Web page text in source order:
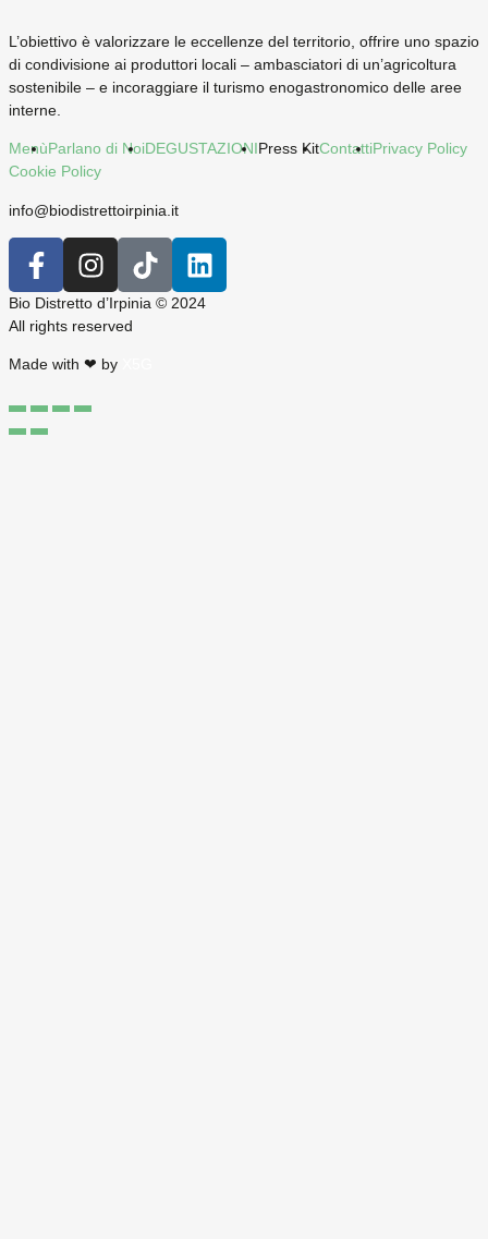
L’obiettivo è valorizzare le eccellenze del territorio, offrire uno spazio
di condivisione ai produttori locali – ambasciatori di un’agricoltura
sostenibile – e incoraggiare il turismo enogastronomico delle aree
interne.
MenùParlano di NoiDEGUSTAZIONIPress KitContattiPrivacy Policy
Cookie Policy
info@biodistrettoirpinia.it
Bio Distretto d’Irpinia © 2024
All rights reserved
Made with ❤ by